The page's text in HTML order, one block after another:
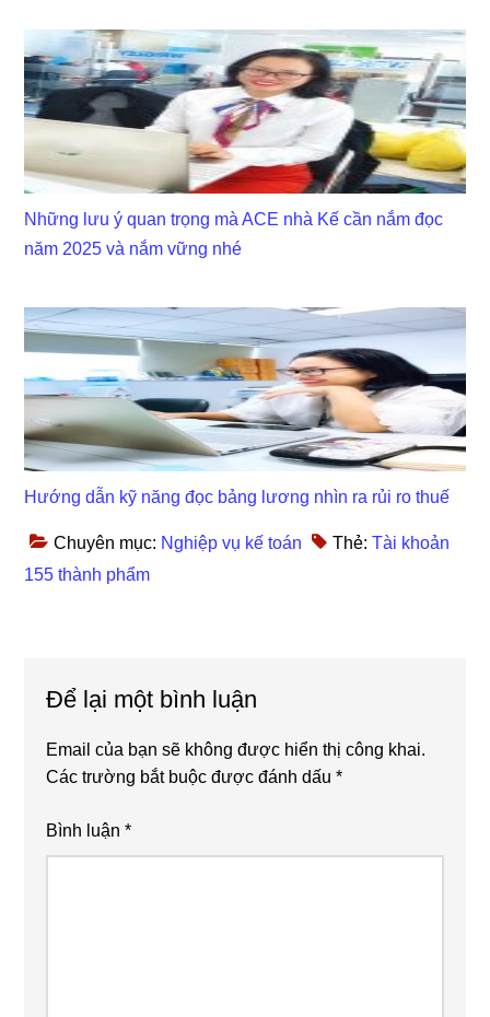
Những lưu ý quan trọng mà ACE nhà Kế cần nắm đọc
năm 2025 và nắm vững nhé
Hướng dẫn kỹ năng đọc bảng lương nhìn ra rủi ro thuế
Chuyên mục: Nghiệp vụ kế toán Thẻ:Tài khoản
155 thành phẩm
Interactions
Để lại một bình luận
Email của bạn sẽ không được hiển thị công khai.
Các trường bắt buộc được đánh dấu*
Bình luận*